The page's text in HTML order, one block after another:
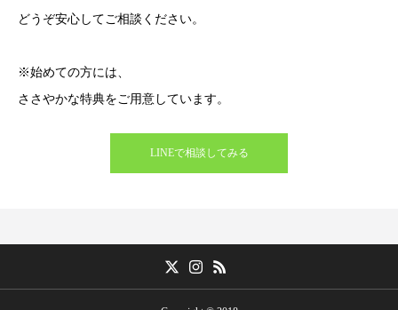
どうぞ安心してご相談ください。
※始めての方には、
ささやかな特典をご用意しています。
LINEで相談してみる